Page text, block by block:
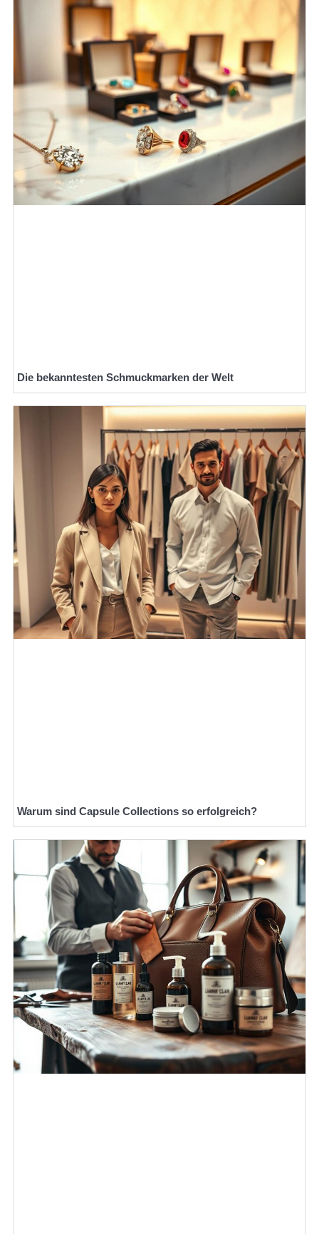
Die bekanntesten Schmuckmarken der Welt
Warum sind Capsule Collections so erfolgreich?